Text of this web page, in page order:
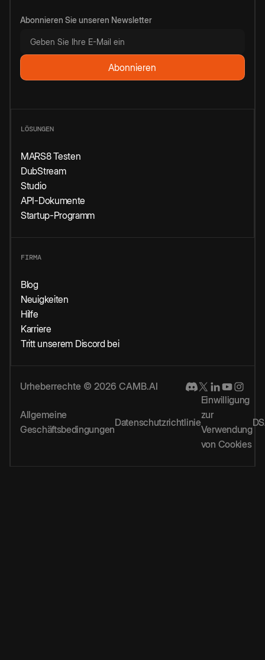
Abonnieren Sie unseren Newsletter
LÖSUNGEN
MARS8 Testen
DubStream
Studio
API-Dokumente
Startup-Programm
FIRMA
Blog
Neuigkeiten
Hilfe
Karriere
Tritt unserem Discord bei
Urheberrechte © 2026 CAMB.AI
Allgemeine
Geschäftsbedingungen
Datenschutzrichtlinie
Einwilligung
zur
Verwendung
von Cookies